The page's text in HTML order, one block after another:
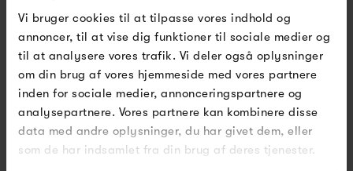
Vi bruger cookies til at tilpasse vores indhold og
annoncer, til at vise dig funktioner til sociale medier og
til at analysere vores trafik. Vi deler også oplysninger
om din brug af vores hjemmeside med vores partnere
inden for sociale medier, annonceringspartnere og
analysepartnere. Vores partnere kan kombinere disse
data med andre oplysninger, du har givet dem, eller
som de har indsamlet fra din brug af deres tjenester.
Massimo Cph Sumace
Gulvtæppe u. frynser
8 850,00 kr